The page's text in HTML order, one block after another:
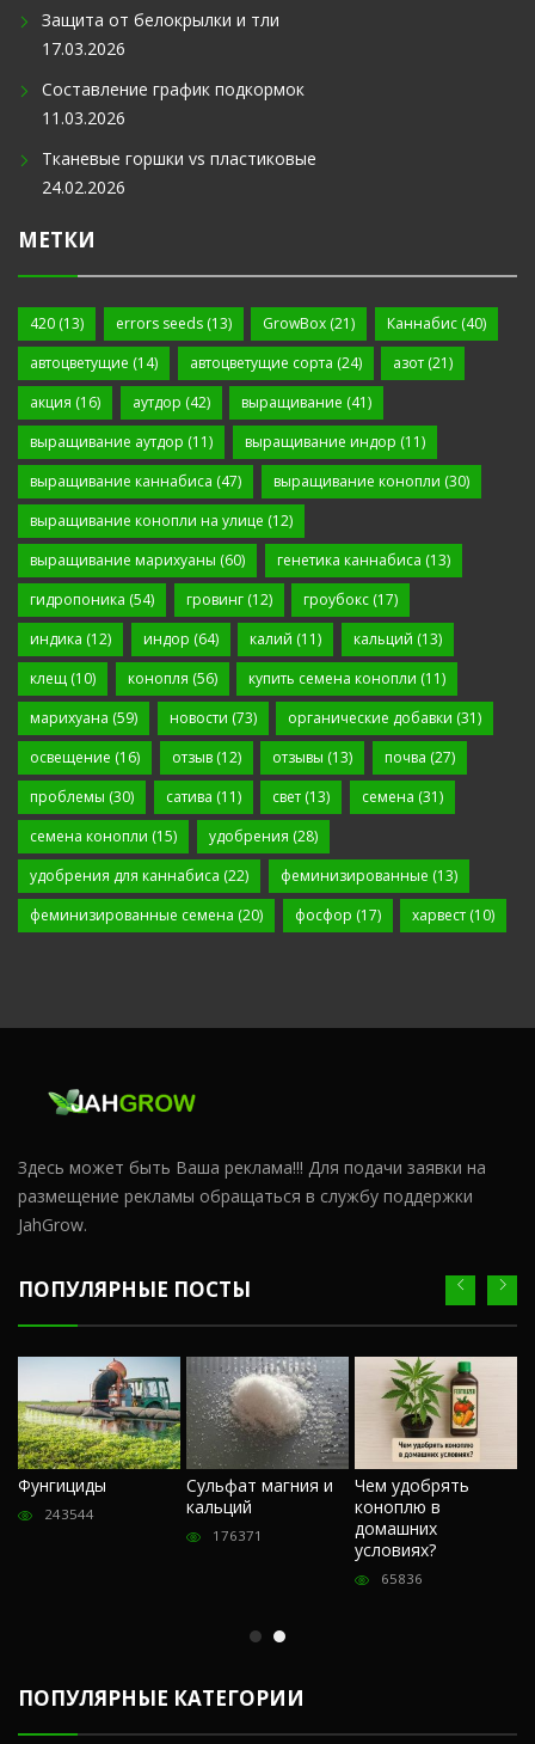
Защита от белокрылки и тли
17.03.2026
Составление график подкормок
11.03.2026
Тканевые горшки vs пластиковые
24.02.2026
МЕТКИ
420 (13) errors seeds(13) GrowBox (21) Каннабис(40)
автоцветущие (14) автоцветущие сорта (24) азот (21)
акция (16) аутдор (42) выращивание (41)
выращивание аутдор (11) выращивание индор (11)
выращивание каннабиса (47) выращивание конопли (30)
выращивание конопли на улице (12)
выращивание марихуаны (60) генетика каннабиса (13)
гидропоника (54) гровинг(12) гроубокс (17)
индика (12) индор (64) калий (11) кальций (13)
клещ (10) конопля (56) купить семена конопли (11)
марихуана (59) новости (73) органические добавки (31)
освещение (16) отзыв(12) отзывы (13) почва (27)
проблемы (30) сатива (11) свет (13) семена (31)
семена конопли (15) удобрения (28)
удобрения для каннабиса (22) феминизированные (13)
феминизированные семена (20) фосфор (17) харвест (10)
Здесь может быть Ваша реклама!!! Для подачи заявки на
размещение рекламы обращаться в службу поддержки
JahGrow.
ПОПУЛЯРНЫЕ ПОСТЫ
Фунгициды
243544
Сульфат магния и
кальций
176371
Чем удобрять
коноплю в
домашних
условиях?
65836
ПОПУЛЯРНЫЕ КАТЕГОРИИ